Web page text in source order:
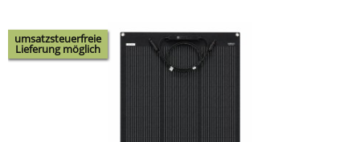
umsatzsteuerfreie
Lieferung möglich